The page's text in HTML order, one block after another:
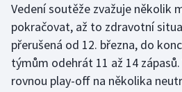
Házená
Jezdectví
Judo
Vedení soutěže zvažuje několik
pokračovat, až to zdravotní
přerušená od 12. března, do
týmům odehrát 11 až 14
rovnou play-off na několika